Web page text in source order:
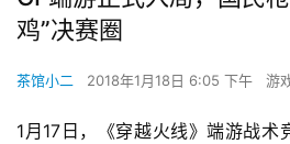
鸡”决赛圈
茶馆小二 2018年1月18日 6:05 下午 游
1月17日，《穿越火线》端游战术